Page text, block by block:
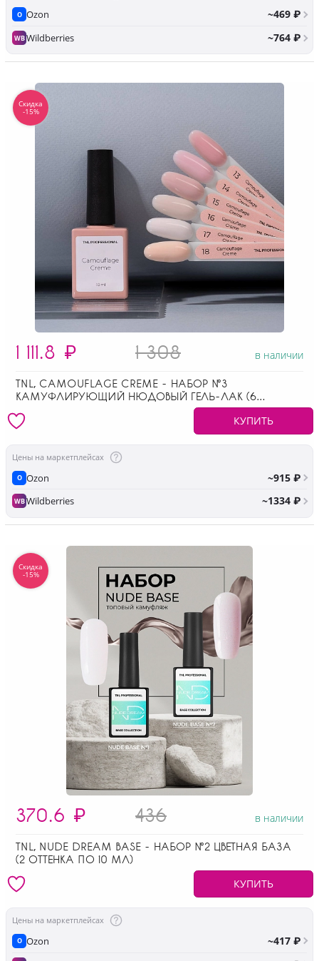
O Ozon ~469 ₽
WBWildberries ~764 ₽
1 111.8 ₽ 1 308 в наличии
TNL, CAMOUFLAGE CREME - НАБОР №3
КАМУФЛИРУЮЩИЙ НЮДОВЫЙ ГЕЛЬ-ЛАК (6
КУПИТЬ
Цены на маркетплейсах
O Ozon ~915 ₽
WBWildberries ~1334 ₽
Скидка
-15%
370.6 ₽ 436 в наличии
TNL, NUDE DREAM BASE - НАБОР №2 ЦВЕТНАЯ БАЗА
(2 ОТТЕНКА ПО 10 МЛ)
КУПИТЬ
Цены на маркетплейсах
O Ozon ~417 ₽
Скидка
-15%